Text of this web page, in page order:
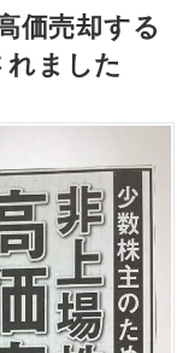
価売却する
ました